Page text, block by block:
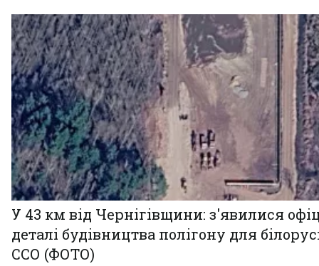
У 43 км від Чернігівщини: з'явилися
деталі будівництва полігону для
ССО (ФОТО)